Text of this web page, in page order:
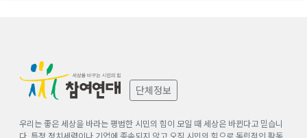
단체정보
우리는 좋은 세상을 바라는 평범한 시민의 힘이 모일 때 세상은 바뀐다고 믿습니